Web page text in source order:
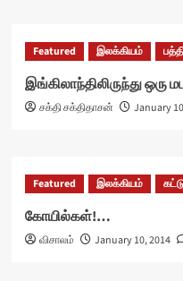
Featured இலக்கியம்
இங்கிலாந்திலிருந்து ஒரு
சக்தி சக்திதாசன் January
Featured இலக்கியம்
கோயில்கள்!…
விசாலம் January 10, 2014